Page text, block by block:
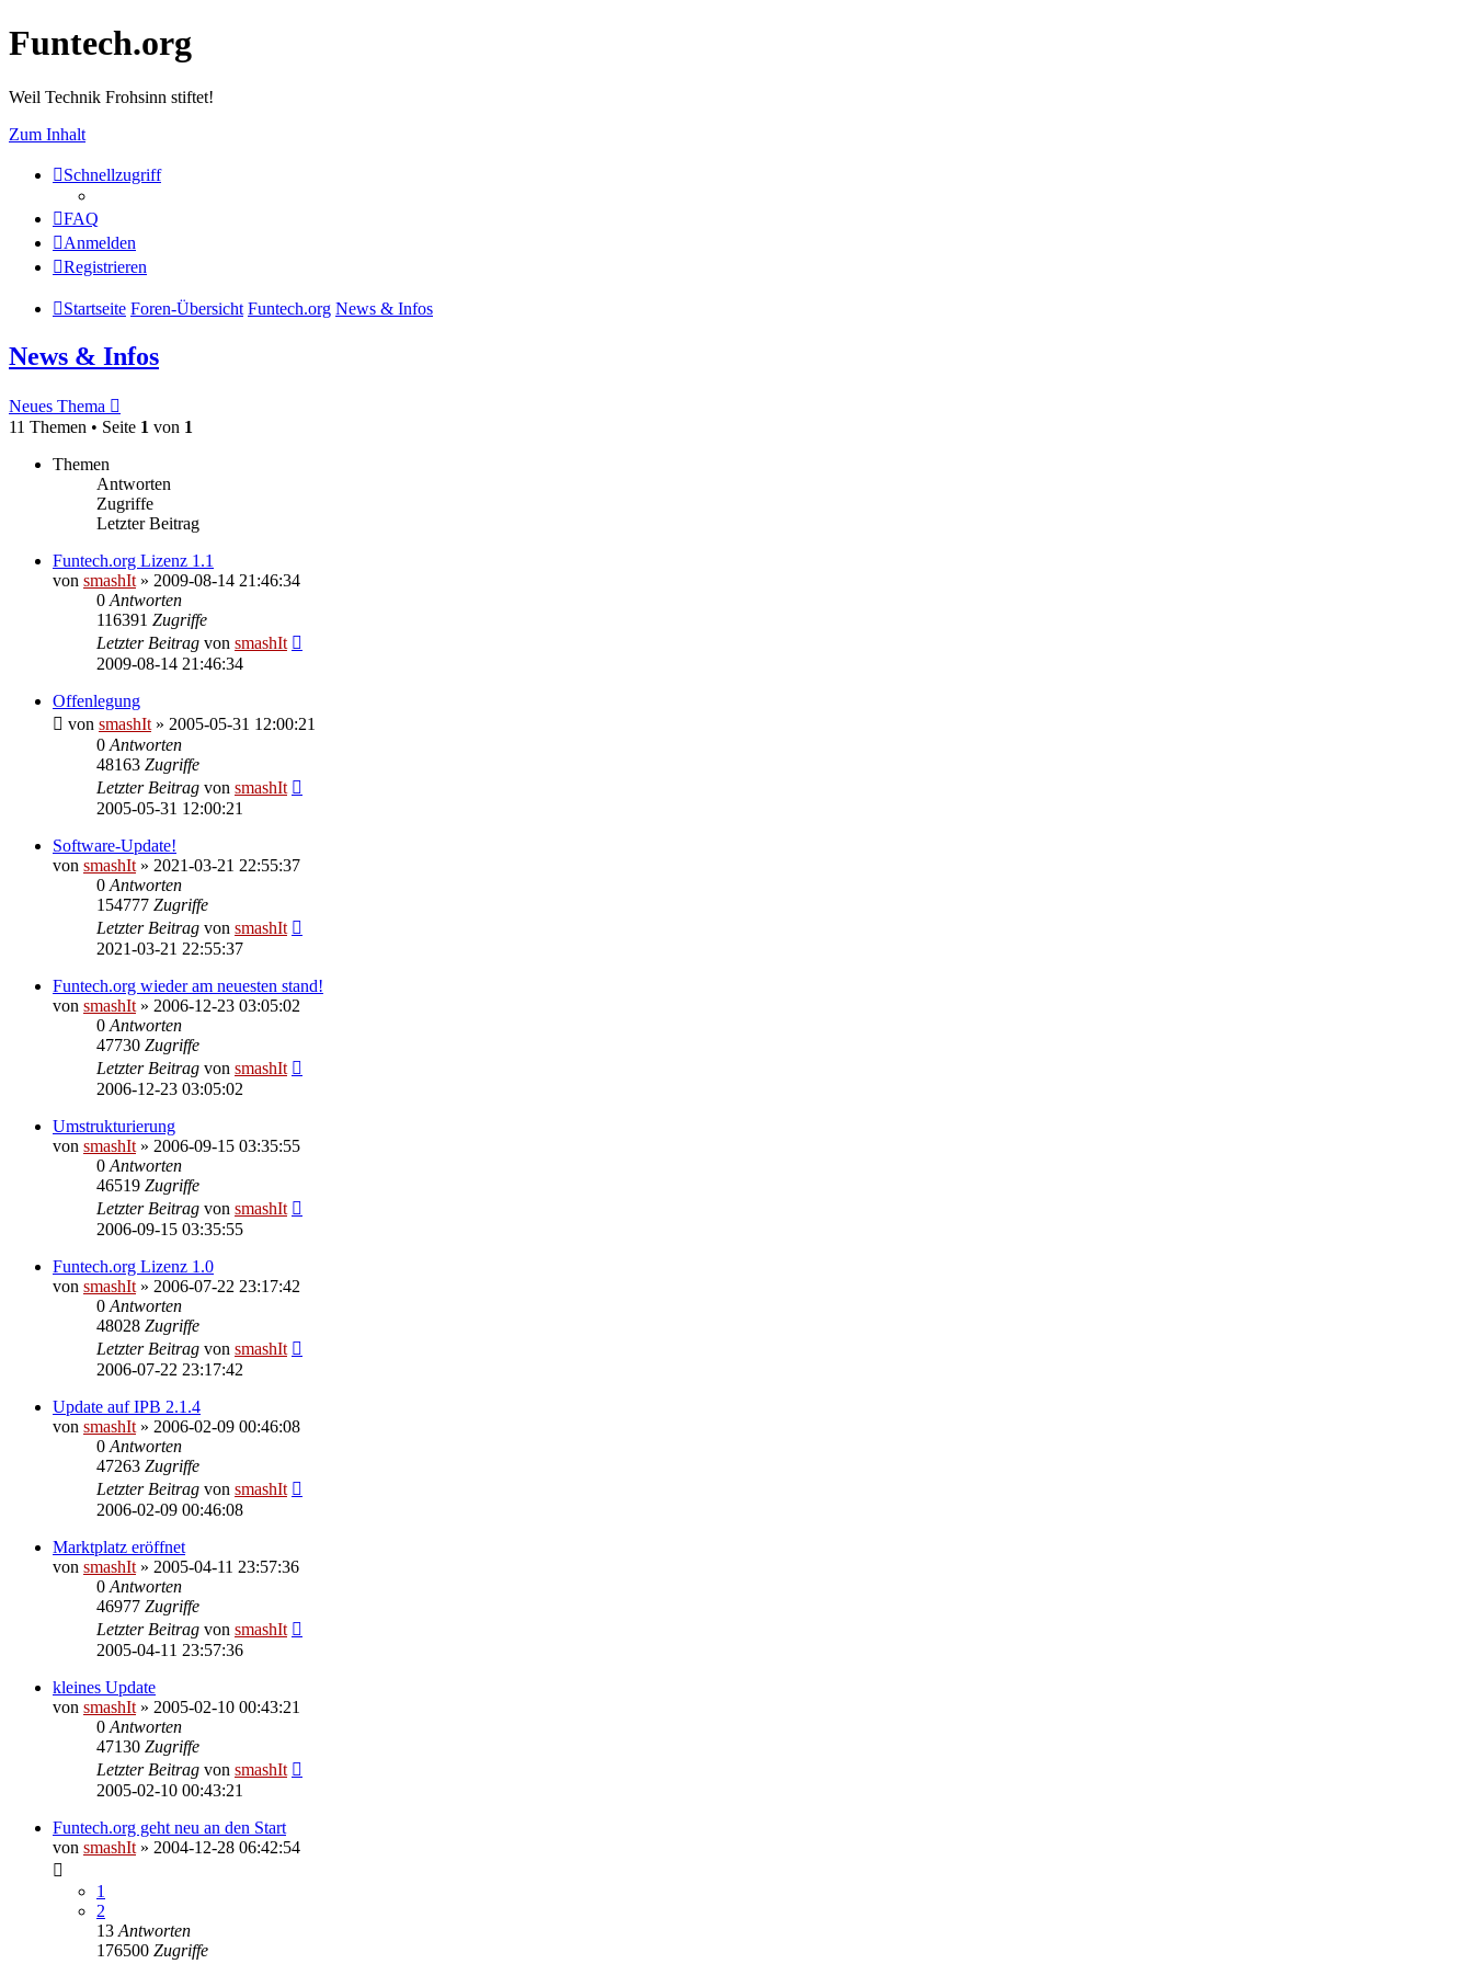
Funtech.org
Weil Technik Frohsinn stiftet!
Zum Inhalt
Schnellzugriff
FAQ
Anmelden
Registrieren
Startseite Foren-Übersicht Funtech.org News & Infos
News & Infos
Neues Thema
11 Themen • Seite 1 von 1
Themen
Antworten
Zugriffe
Letzter Beitrag
Funtech.org Lizenz 1.1
von smashIt » 2009-08-14 21:46:34
0 Antworten
116391 Zugriffe
Letzter Beitrag von smashIt
2009-08-14 21:46:34
Offenlegung
von smashIt » 2005-05-31 12:00:21
0 Antworten
48163 Zugriffe
Letzter Beitrag von smashIt
2005-05-31 12:00:21
Software-Update!
von smashIt » 2021-03-21 22:55:37
0 Antworten
154777 Zugriffe
Letzter Beitrag von smashIt
2021-03-21 22:55:37
Funtech.org wieder am neuesten stand!
von smashIt » 2006-12-23 03:05:02
0 Antworten
47730 Zugriffe
Letzter Beitrag von smashIt
2006-12-23 03:05:02
Umstrukturierung
von smashIt » 2006-09-15 03:35:55
0 Antworten
46519 Zugriffe
Letzter Beitrag von smashIt
2006-09-15 03:35:55
Funtech.org Lizenz 1.0
von smashIt » 2006-07-22 23:17:42
0 Antworten
48028 Zugriffe
Letzter Beitrag von smashIt
2006-07-22 23:17:42
Update auf IPB 2.1.4
von smashIt » 2006-02-09 00:46:08
0 Antworten
47263 Zugriffe
Letzter Beitrag von smashIt
2006-02-09 00:46:08
Marktplatz eröffnet
von smashIt » 2005-04-11 23:57:36
0 Antworten
46977 Zugriffe
Letzter Beitrag von smashIt
2005-04-11 23:57:36
kleines Update
von smashIt » 2005-02-10 00:43:21
0 Antworten
47130 Zugriffe
Letzter Beitrag von smashIt
2005-02-10 00:43:21
Funtech.org geht neu an den Start
von smashIt » 2004-12-28 06:42:54
1
2
13 Antworten
176500 Zugriffe